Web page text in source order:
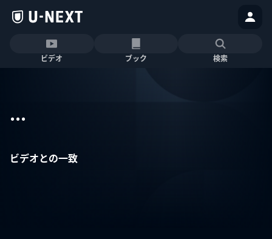
ビデオ ブック 検索
...
ビデオとの一致